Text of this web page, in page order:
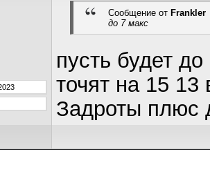
Сообщение от Frankler
до 7 макс
пусть будет
точят на 15 13
Задроты плюс